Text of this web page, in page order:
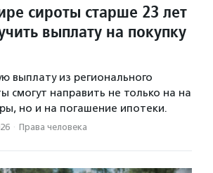
сироты старше 23 лет
выплату на покупку
выплату из регионального
смогут направить не только на на
но и на погашение ипотеки.
· Права человека